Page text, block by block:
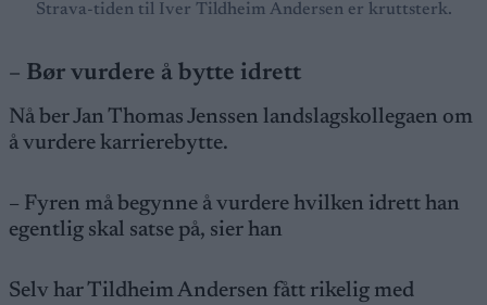
Strava-tiden til Iver Tildheim Andersen er kruttsterk.
– Bør vurdere å bytte idrett
Nå ber Jan Thomas Jenssen landslagskollegaen om
å vurdere karrierebytte.
– Fyren må begynne å vurdere hvilken idrett han
egentlig skal satse på, sier han
Selv har Tildheim Andersen fått rikelig med